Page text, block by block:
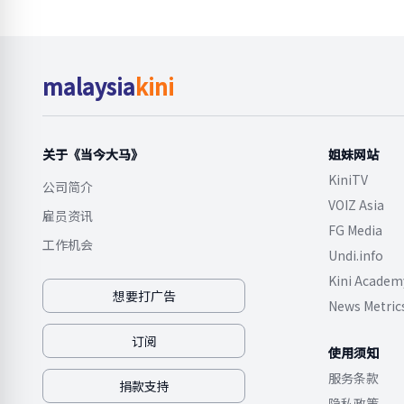
malaysiakini
关于《当今大马》
公司简介
雇员资讯
工作机会
想要打广告
订阅
捐款支持
姐妹网站
KiniTV
VOIZ Asia
FG Media
Undi.info
Kini
News
使用须知
服务条款